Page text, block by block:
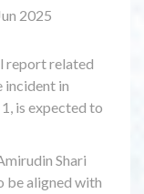
2025
report related
incident in
is expected to
Shari
be aligned with